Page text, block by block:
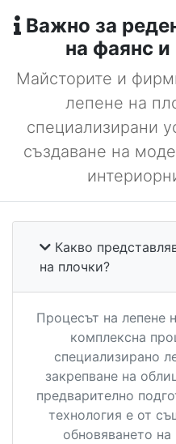
Важно за
на фаянс и
Майсторите и
лепене на
специализирани
създаване на
Какво
на плочки?
Процесът на лепене
комплексна
специализирано
закрепване на
предварително
технология е от
обновяването